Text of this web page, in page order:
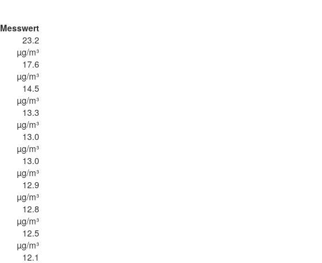
Messwert
23.2
µg/m³
17.6
µg/m³
14.5
µg/m³
13.3
µg/m³
13.0
µg/m³
13.0
µg/m³
12.9
µg/m³
12.8
µg/m³
12.5
µg/m³
12.1